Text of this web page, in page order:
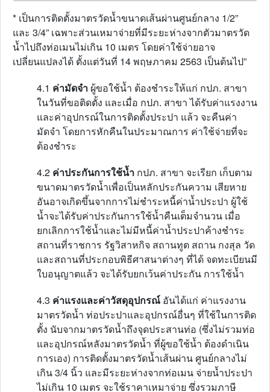
* เป็นการติดตั้งมาตรวัดน้ำขนาดเส้นผ่านศูนย์กลาง 1/2”
และ 3/4” เฉพาะส่วนเหมาจ่ายที่มีระยะห่างจากตัวมาตรวัด
น้ำไปถึงท่อเมนไม่เกิน 10 เมตร โดยค่าใช้จ่ายอาจ
เปลี่ยนแปลงได้ ตั้งแต่วันที่ 14 พฤษภาคม 2563 เป็นต้นไป”
4.1 ค่ามัดจำ ผู้ขอใช้น้ำ ต้องชำระให้แก่ กปภ. สาขา
ในวันที่ขอติดตั้ง และเมื่อ กปภ. สาขา ได้รับค่าแรงงาน
และค่าอุปกรณ์ในการติดตั้งประปา แล้ว จะคืนค่า
มัดจำ โดยการหักคืนในประมาณการ ค่าใช้จ่ายที่จะ
ต้องชำระ
4.2 ค่าประกันการใช้น้ำ กปภ. สาขา จะเรียก เก็บตาม
ขนาดมาตรวัดน้ำเพื่อเป็นหลักประกันความ เสียหาย
อันอาจเกิดขึ้นจากการไม่ชำระหนี้ค่าน้ำประปา ผู้ใช้
น้ำจะได้รับค่าประกันการใช้น้ำคืนเต็มจำนวน เมื่อ
ยกเลิกการใช้น้ำและไม่มีหนี้ค่าน้ำประปาค้างชำระ
สถานที่ราชการ รัฐวิสาหกิจ สถานทูต สถาน กงสุล วัด
และสถานที่ประกอบพิธีศาสนาต่างๆ ที่ได้ จดทะเบียนมี
ใบอนุญาตแล้ว จะได้รับยกเว้นค่าประกัน การใช้น้ำ
4.3 ค่าแรงและค่าวัสดุอุปกรณ์ อันได้แก่ ค่าแรงงาน
มาตรวัดน้ำ ท่อประปาและอุปกรณ์อื่นๆ ที่ใช้ในการติด
ตั้ง นับจากมาตรวัดน้ำถึงจุดประสานท่อ (ซึ่งไม่รวมท่อ
และอุปกรณ์หลังมาตรวัดน้ำ ที่ผู้ขอใช้น้ำ ต้องดำเนิน
การเอง) การติดตั้งมาตรวัดน้ำเส้นผ่าน ศูนย์กลางไม่
เกิน 3/4 นิ้ว และมีระยะห่างจากท่อเมน จ่ายน้ำประปา
ไม่เกิน 10 เมตร จะใช้ราคาเหมาจ่าย ซึ่งรวมภาษี